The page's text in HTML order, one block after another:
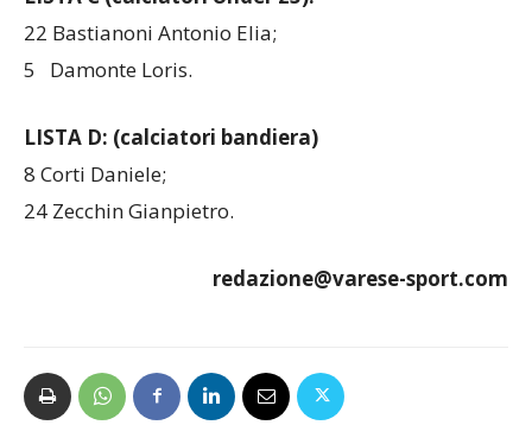
22 Bastianoni Antonio Elia;
5 Damonte Loris.
LISTA D: (calciatori bandiera)
8 Corti Daniele;
24 Zecchin Gianpietro.
redazione@varese-sport.com